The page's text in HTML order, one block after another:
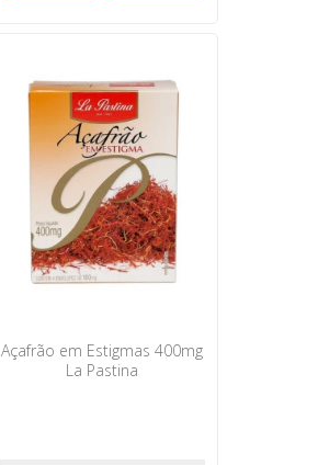
Açafrão em Estigmas 400mg
La Pastina